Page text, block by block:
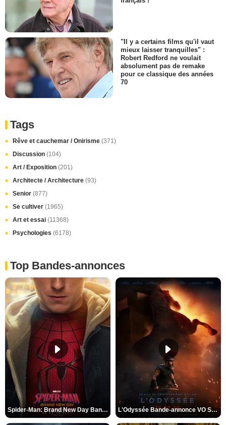
"Il y a certains films qu'il vaut
mieux laisser tranquilles" :
Robert Redford ne voulait
absolument pas de remake
pour ce classique des années
70
Tags
Rêve et cauchemar / Onirisme (371)
Discussion (104)
Art / Exposition (201)
Architecte / Architecture (93)
Senior (877)
Se cultiver (1965)
Art et essai (11368)
Psychologies (6178)
Top Bandes-annonces
Spider-Man: Brand New Day Bande-annonce VO STFR L'Odyssée Bande-annonce VO STFR